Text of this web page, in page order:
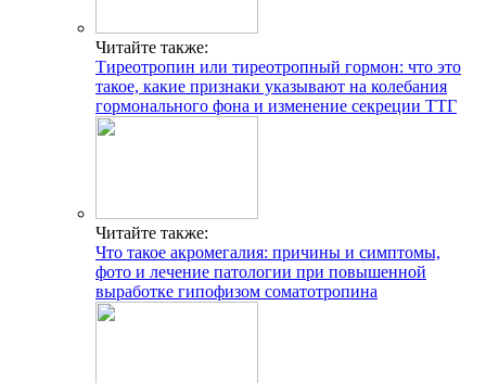
Читайте также:
Тиреотропин или тиреотропный гормон: что это
такое, какие признаки указывают на колебания
гормонального фона и изменение секреции ТТГ
Читайте также:
Что такое акромегалия: причины и симптомы,
фото и лечение патологии при повышенной
выработке гипофизом соматотропина